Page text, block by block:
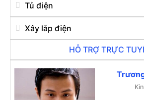
Tủ điện
Xây lắp điện
HỖ TRỢ TRỰC